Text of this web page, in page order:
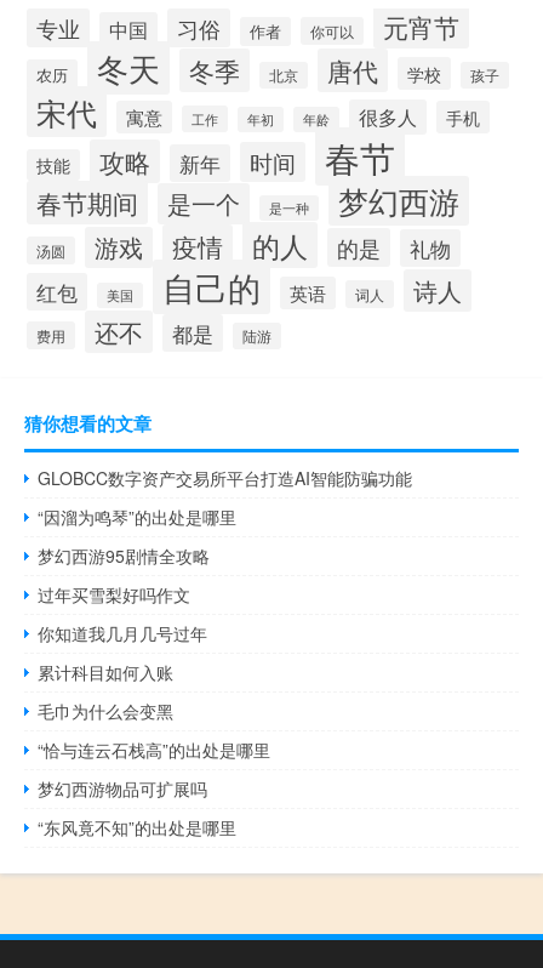
专业 中国 习俗 作者 你可以 元宵节
农历 冬天 冬季 北京 唐代 学校 孩子
宋代 寓意 工作 年初 年龄 很多人 手机
技能 攻略 新年 时间 春节
春节期间 是一个 是一种 梦幻西游
汤圆 游戏 疫情 的人 的是
礼物
红包
美国 自己的 英语 词人 诗人
费用 还不 都是 陆游
猜你想看的文章
GLOBCC数字资产交易所平台打造AI智能防骗功能
“因溜为鸣琴”的出处是哪里
梦幻西游95剧情全攻略
过年买雪梨好吗作文
你知道我几月几号过年
累计科目如何入账
毛巾为什么会变黑
“恰与连云石栈高”的出处是哪里
梦幻西游物品可扩展吗
“东风竟不知”的出处是哪里